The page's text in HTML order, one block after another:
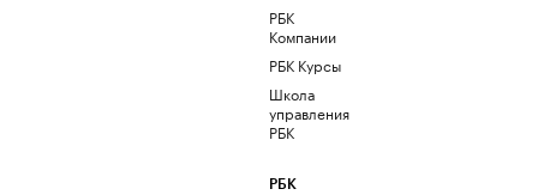
РБК
Компании
РБК Курсы
Школа
управления
РБК
РБК